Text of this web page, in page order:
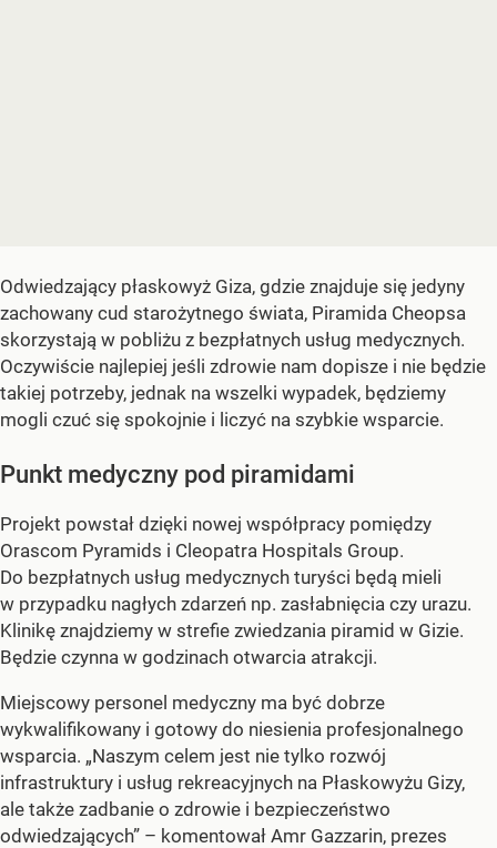
Odwiedzający płaskowyż Giza, gdzie znajduje się jedyny
zachowany cud starożytnego świata, Piramida Cheopsa
skorzystają w pobliżu z bezpłatnych usług medycznych.
Oczywiście najlepiej jeśli zdrowie nam dopisze i nie będzie
takiej potrzeby, jednak na wszelki wypadek, będziemy
mogli czuć się spokojnie i liczyć na szybkie wsparcie.
Punkt medyczny pod piramidami
Projekt powstał dzięki nowej współpracy pomiędzy
Orascom Pyramids i Cleopatra Hospitals Group.
Do bezpłatnych usług medycznych turyści będą mieli
w przypadku nagłych zdarzeń np. zasłabnięcia czy urazu.
Klinikę znajdziemy w strefie zwiedzania piramid w Gizie.
Będzie czynna w godzinach otwarcia atrakcji.
Miejscowy personel medyczny ma być dobrze
wykwalifikowany i gotowy do niesienia profesjonalnego
wsparcia. „Naszym celem jest nie tylko rozwój
infrastruktury i usług rekreacyjnych na Płaskowyżu Gizy,
ale także zadbanie o zdrowie i bezpieczeństwo
odwiedzających” – komentował Amr Gazzarin, prezes